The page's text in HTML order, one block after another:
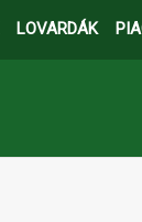
LOVARDÁK